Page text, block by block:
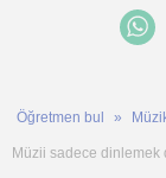
Öğretmen bul
Müzii sadece dinlemek